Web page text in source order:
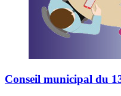
Conseil municipal du